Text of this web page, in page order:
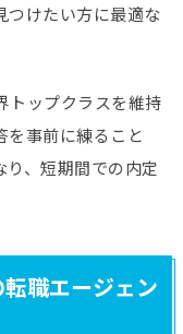
つけたい方に最適な
トップクラスを維持
を事前に練ること
、短期間での内定
職エージェン